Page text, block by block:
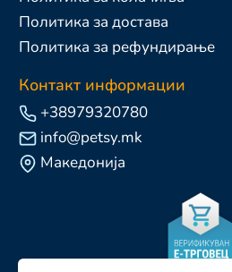
Политика за достава
Политика за рефундирање
Контакт информации
+38979320780
info@petsy.mk
Македонија